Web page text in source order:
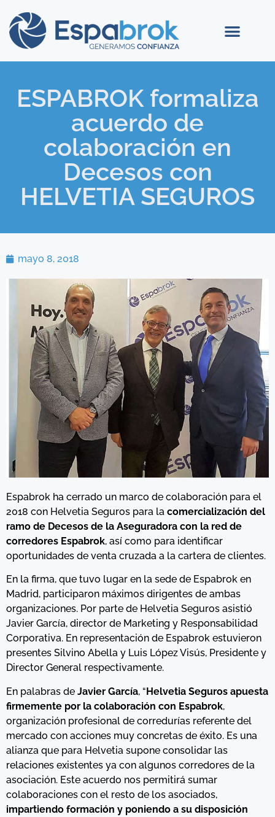
ESPABROK formaliza
acuerdo de
colaboración en
Decesos con
HELVETIA SEGUROS
mayo 8, 2018
Espabrok ha cerrado un marco de colaboración para el
2018 con Helvetia Seguros para la comercialización del
ramo de Decesos de la Aseguradora con la red de
corredores Espabrok, así como para identificar
oportunidades de venta cruzada a la cartera de clientes.
En la firma, que tuvo lugar en la sede de Espabrok en
Madrid, participaron máximos dirigentes de ambas
organizaciones. Por parte de Helvetia Seguros asistió
Javier García, director de Marketing y Responsabilidad
Corporativa. En representación de Espabrok estuvieron
presentes Silvino Abella y Luis López Visús, Presidente y
Director General respectivamente.
En palabras de Javier García, “Helvetia Seguros apuesta
firmemente por la colaboración con Espabrok,
organización profesional de corredurías referente del
mercado con acciones muy concretas de éxito. Es una
alianza que para Helvetia supone consolidar las
relaciones existentes ya con algunos corredores de la
asociación. Este acuerdo nos permitirá sumar
colaboraciones con el resto de los asociados,
impartiendo formación y poniendo a su disposición